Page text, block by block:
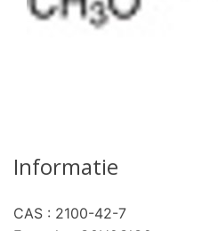
Informatie
CAS : 2100-42-7